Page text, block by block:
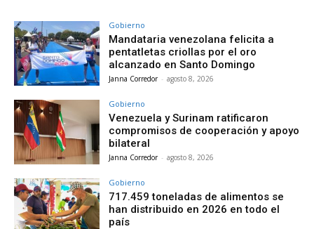
Gobierno
Mandataria venezolana felicita a
pentatletas criollas por el oro
alcanzado en Santo Domingo
Janna Corredor - agosto 8, 2026
Gobierno
Venezuela y Surinam ratificaron
compromisos de cooperación y apoyo
bilateral
Janna Corredor - agosto 8, 2026
Gobierno
717.459 toneladas de alimentos se
han distribuido en 2026 en todo el
país